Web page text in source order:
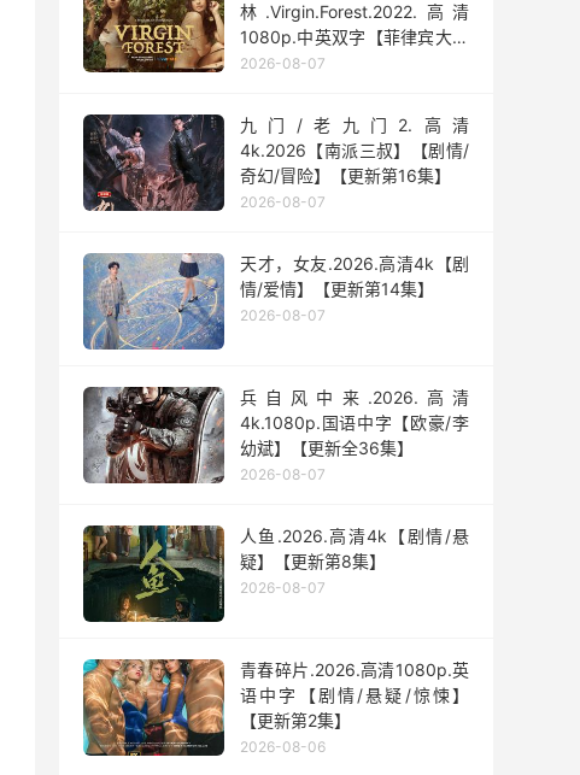
林.Virgin.Forest.2022.高清
1080p.中英双字【菲律宾大尺
度】
2026-08-07
九门/老九门2.高清
4k.2026【南派三叔】【剧情/
奇幻/冒险】【更新第16集】
2026-08-07
天才，女友.2026.高清4k【剧
情/爱情】【更新第14集】
2026-08-07
兵自风中来‎.2026.高清
4k.1080p.国语中字【欧豪/李
幼斌】【更新全36集】
2026-08-07
人鱼.2026.高清4k【剧情/悬
疑】【更新第8集】
2026-08-07
青春碎片.2026.高清1080p.英
语中字【剧情/悬疑/惊悚】
【更新第2集】
2026-08-06